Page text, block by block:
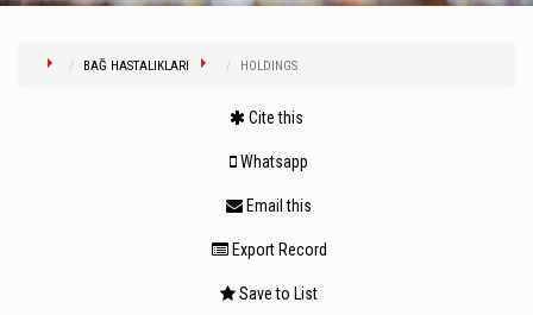
BAĞ HASTALIKLARI HOLDINGS
Cite this
Whatsapp
Email this
Export Record
Save to List